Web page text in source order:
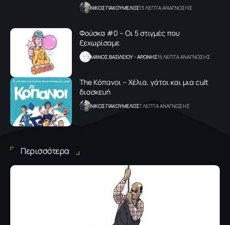
NΙΚΟΣ ΓΙΑΚΟΥΜΕΛΟΣ13 ΛΕΠΤΑ ΑΝΑΓΝΩΣΗΣ
Φούσκα #0 – Οι 5 στιγμές που
ξεχωρίσαμε
ΜΑΝΟΣ ΒΑΣΙΛΕΙΟΥ - ΑΡΩΝΗΣ15 ΛΕΠΤΑ ΑΝΑΓΝΩΣΗΣ
Τhe Kόπανοι – Χέλια, γάτοι και μια cult
διασκευή
NΙΚΟΣ ΓΙΑΚΟΥΜΕΛΟΣ7 ΛΕΠΤΑ ΑΝΑΓΝΩΣΗΣ
Περισσότερα